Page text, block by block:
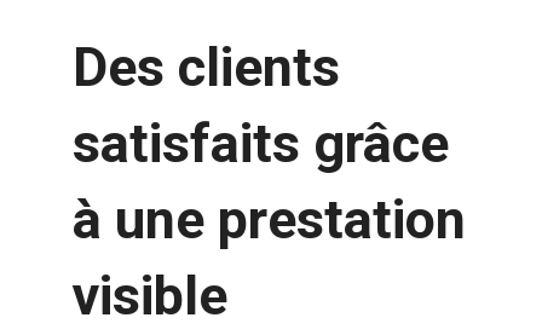
Des clients
satisfaits grâce
à une prestation
visible